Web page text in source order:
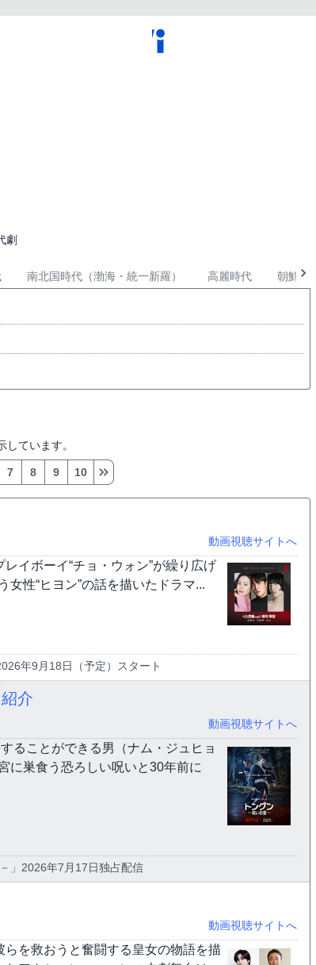
劇
南北国時代（渤海・統一新羅） 高麗時代 朝鮮時代
しています。
7 8 9 10
動画視聴サイトへ
イボーイ“チョ・ウォン”が繰り広げ
性“ヒヨン”の話を描いたドラマ...
年9月18日（予定）スタート
介
動画視聴サイトへ
ることができる男（ナム・ジュヒョ
に巣食う恐ろしい呪いと30年前に
」2026年7月17日独占配信
動画視聴サイトへ
らを救おうと奮闘する皇女の物語を描